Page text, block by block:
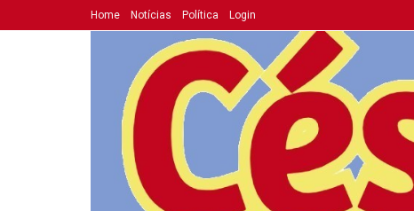
Home Notícias Política Login